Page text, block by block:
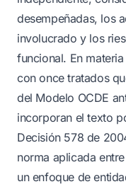
desempeñadas, los
involucrado y los
funcional. En
con once tratados
del Modelo OCDE
incorporan el texto
Decisión 578 de
norma aplicada
un enfoque de